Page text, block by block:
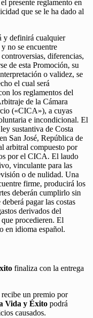
presente reglamento en
que se le ha dado al
y definirá cualquier
no se encuentre
diferencias,
de esta Promoción, su
o validez, se
el cual será
los reglamentos del
de la Cámara
(«CICA»), a cuyas
e incondicional. El
sustantiva de Costa
San José, República de
arbitral compuesto por
por el CICA. El laudo
vinculante para las
o de nulidad. Una
firme, producirá los
deberán cumplirlo sin
pagar las costas
derivados del
procedieren. El
en idioma español.
finaliza con la entrega
recibe un premio por
Vida y Éxito podrá
causados.